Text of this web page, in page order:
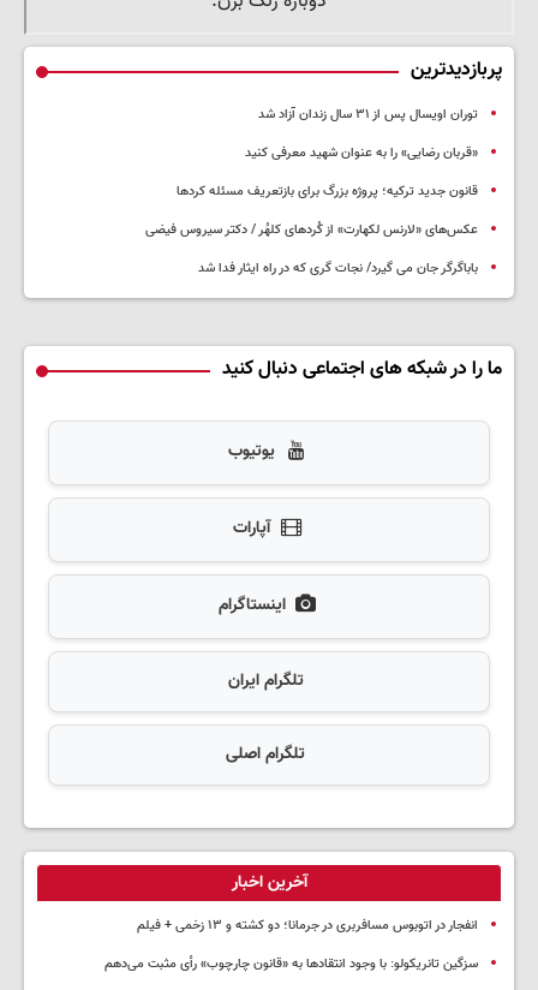
پربازدیدترین
توران اویسال پس از ۳۱ سال زندان آزاد شد
«قربان رضایی» را به عنوان شهید معرفی کنید
قانون جدید ترکیه؛ پروژه بزرگ‌ برای بازتعریف مسئله کردها
عکس‌های «لارنس لکهارت» از کُردهای کلهُر / دکتر سیروس فیضی
باباگرگر جان می گیرد/ نجات گری که در راه ایثار فدا شد
ما را در شبکه های اجتماعی دنبال کنید
یوتیوب
آپارات
اینستاگرام
تلگرام ایران
تلگرام اصلی
آخرین اخبار
انفجار در اتوبوس مسافربری در جرمانا؛ دو کشته و ۱۳ زخمی + فیلم
سزگین تانریکولو: با وجود انتقادها به «قانون چارچوب» رأی مثبت می‌دهم